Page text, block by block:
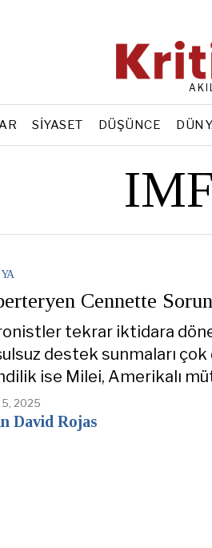
SIYASET DÜŞÜNCE
Cennette
tekrar iktidara
destek sunmaları
ise Milei, Amerikalı
5, 2025
David Rojas